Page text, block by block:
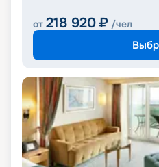
от 218 920 ₽ /чел